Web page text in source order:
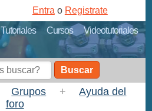
Tutoriales Cursos
Videotutoriales
Entra o Registrate
Buscar
Grupos +
Ayuda del
foro